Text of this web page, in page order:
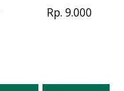
Rp. 9.000